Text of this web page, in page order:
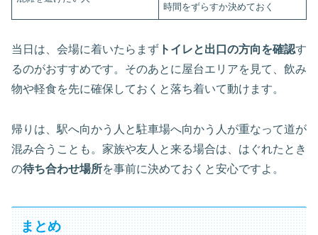
時間をずらすか決めておく
当日は、会場に着いたらまず トイレと出口の方向を確認す
るのがおすすめです。そのあとに屋台エリアを見て、飲み
物や軽食を先に確保しておくと落ち着いて動けます。
帰りは、駅へ向かう人と駐車場へ向かう人が重なって道が
混み合うことも。家族や友人と来る場合は、はぐれたとき
の待ち合わせ場所を事前に決めておくと安心ですよ。
まとめ